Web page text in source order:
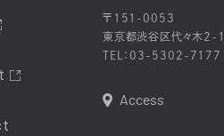
〒151-0053
東京都渋谷区代々木2-
TEL： 03-5302-7177
Access